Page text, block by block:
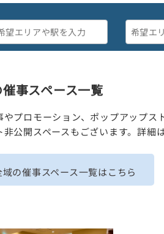
事スペース一覧
プロモーション、ポップアップス
公開スペースもございます。詳細
の催事スペース一覧はこちら